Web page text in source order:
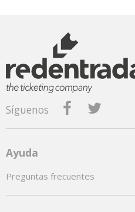
Síguenos
Ayuda
Preguntas frecuentes